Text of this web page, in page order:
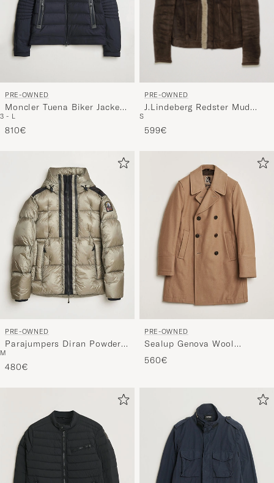
eine
Auswahl,
die
Stil
PRE-OWNED
Moncler Tuena Biker Jacket
Navy 3 - L
3 - L
810€
PRE-OWNED
J.Lindeberg Redster Mud
Brown
S
599€
PRE-OWNED
Parajumpers Diran Powder
Puffer Nowhere M
M
480€
PRE-OWNED
Sealup Genova Wool
Peacoat Camel 50
560€